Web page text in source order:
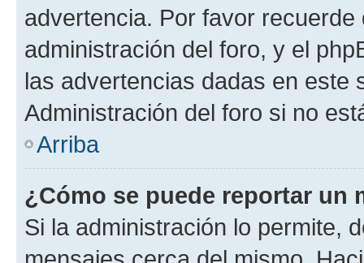
advertencia. Por favor
administración del foro, y el
las advertencias dadas en este
Administración del foro si no
Arriba
¿Cómo se puede reportar un
Si la administración lo permite,